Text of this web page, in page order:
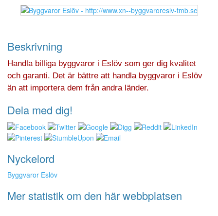
Beskrivning
Handla billiga byggvaror i Eslöv som ger dig kvalitet
och garanti. Det är bättre att handla byggvaror i Eslöv
än att importera dem från andra länder.
Dela med dig!
Nyckelord
Byggvaror Eslöv
Mer statistik om den här webbplatsen